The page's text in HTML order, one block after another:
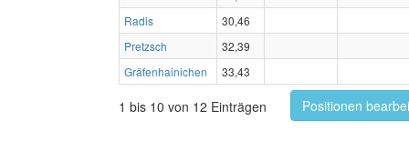
Radis
30,46
Pretzsch
32,39
Gräfenhainichen
33,43
1 bis 10 von 12 Einträgen Positionen